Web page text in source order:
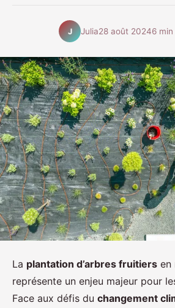
J Julia28 août 20246
La plantation d’arbres fruitiers en
représente un enjeu majeur pour
Face aux défis du changement